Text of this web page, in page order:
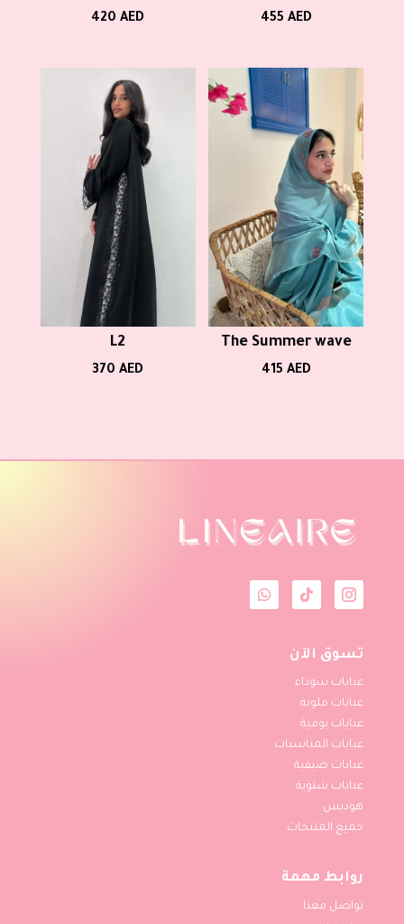
455 AED
420AED
The Summer wave
415 AED
L2
370AED
تسوق الآن
عبايات سوداء
عبايات ملونة
عبايات يومية
عبايات المناسبات
عبايات صيفية
عبايات شتوية
هوديس
جميع المنتجات
روابط مهمة
تواصل معنا